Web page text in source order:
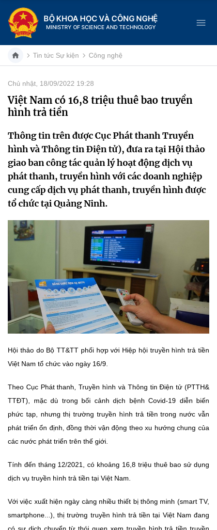
BỘ KHOA HỌC VÀ CÔNG NGHỆ
MINISTRY OF SCIENCE AND TECHNOLOGY
Danh mục
Trang chủ
Giới thiệu
Chức năng nhiệm vụ
Cơ cấu tổ chức
Lịch sử phát triển
Sở Khoa học và Công nghệ
Tin tức sự kiện
Khoa học và Công nghệ
Đổi mới sáng tạo
Chuyển đổi số
Bưu chính, Viễn thông
Sở hữu trí tuệ
Tiêu chuẩn, đo lường, chất lượng
Năng lượng nguyên tử
Tin tổng hợp
Dịch vụ công
Hệ thống văn bản
Văn bản QPPL
Văn bản chỉ đạo điều hành
Lấy ý kiến người dân về dự thảo VBQPPL
MST IOFFICE
Khoa học và Công nghệ
Đổi mới sáng tạo
Chuyển đổi số
Sở hữu trí tuệ
Tiêu chuẩn, đo lường, chất lượng
Năng lượng nguyên tử
Multimedia
THƯ ĐIỆN TỬ
Khác
Videos
Infographic
Voice
Nhiệm vụ trọng tâm
Chọn ngôn ngữ
MINISTRY OF SCIENCE AND TECHNOLOGY
Tin tức Sự kiện Công nghệ
Chủ nhật, 18/09/2022 19:28
Việt Nam có 16,8 triệu thuê bao truyền
hình trả tiền
Thông tin trên được Cục Phát thanh Truyền
hình và Thông tin Điện tử), đưa ra tại Hội thảo
giao ban công tác quản lý hoạt động dịch vụ
phát thanh, truyền hình với các doanh nghiệp
cung cấp dịch vụ phát thanh, truyền hình được
tổ chức tại Quảng Ninh.
Hội thảo do Bộ TT&TT phối hợp với Hiệp hội truyền hình trả tiền
Việt Nam tổ chức vào ngày 16/9.
Theo Cục Phát thanh, Truyền hình và Thông tin Điện tử (PTTH&
TTĐT), mặc dù trong bối cảnh dịch bệnh Covid-19 diễn biến
phức tạp, nhưng thị trường truyền hình trả tiền trong nước vẫn
phát triển ổn định, đồng thời vận động theo xu hướng chung của
các nước phát triển trên thế giới.
Tính đến tháng 12/2021, có khoảng 16,8 triệu thuê bao sử dụng
dịch vụ truyền hình trả tiền tại Việt Nam.
Với việc xuất hiện ngày càng nhiều thiết bị thông minh (smart TV,
smartphone...), thị trường truyền hình trả tiền tại Việt Nam đang
có sự dịch chuyển từ thói quen xem truyền hình trả tiền truyền